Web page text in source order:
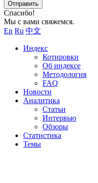
Отправить
Спасибо!
Мы с вами свяжемся.
En Ru 中文
Индекс
Котировки
Об индексе
Методология
FAQ
Новости
Аналитика
Статьи
Интервью
Обзоры
Статистика
Темы